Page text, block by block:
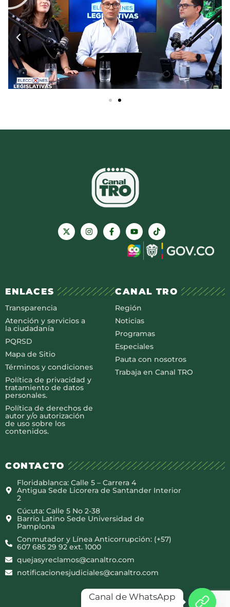
ENLACES
Transparencia
Atención y servicios a
la ciudadanía
PQRSD
Mapa de Sitio
Términos y condiciones
Política de privacidad y
tratamiento de datos
personales.
Política de derechos de
autor y/o autorización
de uso sobre los
contenidos.
CANAL TRO
Región
Noticias
Programas
Especiales
Pauta con nosotros
Trabaja en Canal TRO
CONTACTO
Floridablanca: Calle 5 – Carrera 4
Antigua Sede Licorera de Santander Interior
2
Cúcuta: Calle 5 No 2-38
Barrio Latino Sede Universidad de
Pamplona
Conmutador y Línea Anticorrupción: (+57)
607 685 29 92 ext. 1000
quejasyreclamos@canaltro.com
notificacionesjudiciales@canaltro.com
Canal de WhatsApp